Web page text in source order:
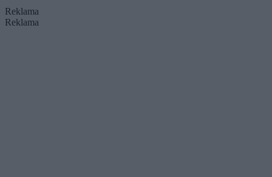
Reklama
Reklama